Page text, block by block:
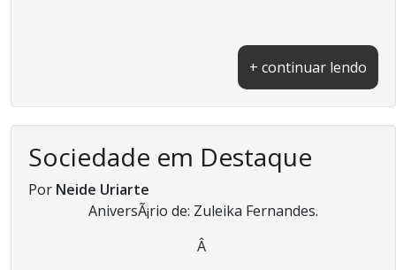
+ continuar lendo
Sociedade em Destaque
Por Neide Uriarte
AniversÃ¡rio de: Zuleika Fernandes.
Â